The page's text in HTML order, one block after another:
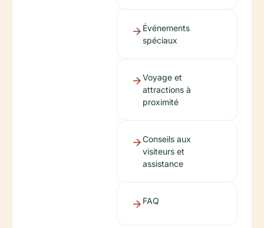
Événements
spéciaux
Voyage et
attractions à
proximité
Conseils aux
visiteurs et
assistance
FAQ